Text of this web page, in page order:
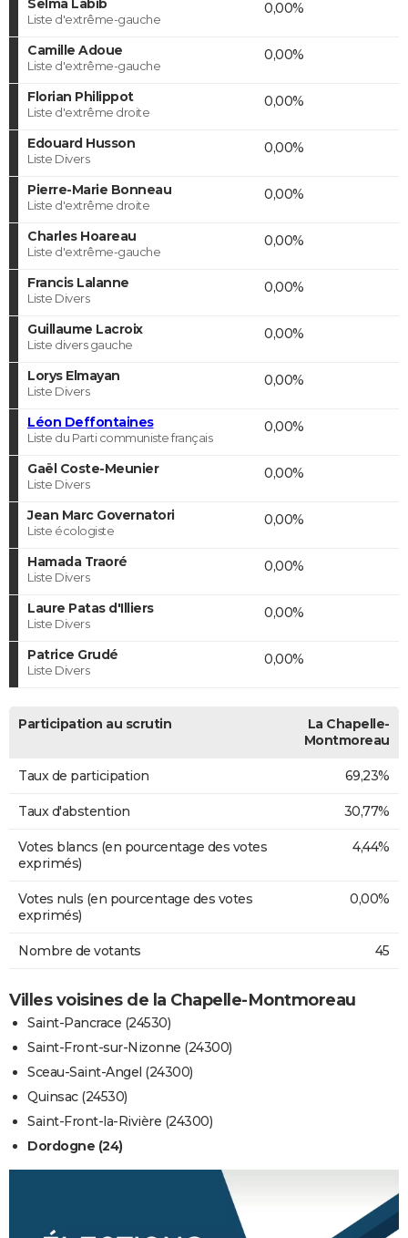
Selma Labib
Liste d'extrême-gauche
0,00%
Camille Adoue
Liste d'extrême-gauche
0,00%
Florian Philippot
Liste d'extrême droite
0,00%
Edouard Husson
Liste Divers
0,00%
Pierre-Marie Bonneau
Liste d'extrême droite
0,00%
Charles Hoareau
Liste d'extrême-gauche
0,00%
Francis Lalanne
Liste Divers
0,00%
Guillaume Lacroix
Liste divers gauche
0,00%
Lorys Elmayan
Liste Divers
0,00%
Léon Deffontaines
Liste du Parti communiste français
0,00%
Gaël Coste-Meunier
Liste Divers
0,00%
Jean Marc Governatori
Liste écologiste
0,00%
Hamada Traoré
Liste Divers
0,00%
Laure Patas d'Illiers
Liste Divers
0,00%
Patrice Grudé
Liste Divers
0,00%
Participation au scrutin
La Chapelle-
Montmoreau
Taux de participation 69,23%
Taux d'abstention 30,77%
Votes blancs (en pourcentage des votes
exprimés)
4,44%
Votes nuls (en pourcentage des votes
exprimés)
0,00%
Nombre de votants 45
Villes voisines de la Chapelle-Montmoreau
Saint-Pancrace (24530)
Saint-Front-sur-Nizonne (24300)
Sceau-Saint-Angel (24300)
Quinsac (24530)
Saint-Front-la-Rivière (24300)
Dordogne (24)